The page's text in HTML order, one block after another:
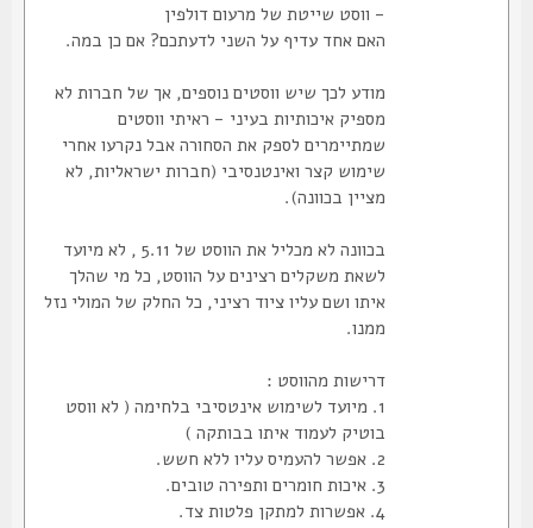
- ווסט שייטת של מרעום דולפין
האם אחד עדיף על השני לדעתכם? אם כן במה.
מודע לכך שיש ווסטים נוספים, אך של חברות לא
מספיק איכותיות בעיני - ראיתי ווסטים
שמתיימרים לספק את הסחורה אבל נקרעו אחרי
שימוש קצר ואינטנסיבי (חברות ישראליות, לא
מציין בכוונה).
בכוונה לא מכליל את הווסט של 5.11 , לא מיועד
לשאת משקלים רצינים על הווסט, כל מי שהלך
איתו ושם עליו ציוד רציני, כל החלק של המולי נזל
ממנו.
דרישות מהווסט :
1. מיועד לשימוש אינטסיבי בלחימה ( לא ווסט
בוטיק לעמוד איתו בבותקה )